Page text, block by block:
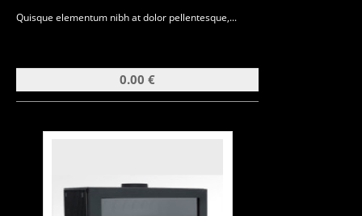
Quisque elementum nibh at dolor pellentesque,...
0.00 €